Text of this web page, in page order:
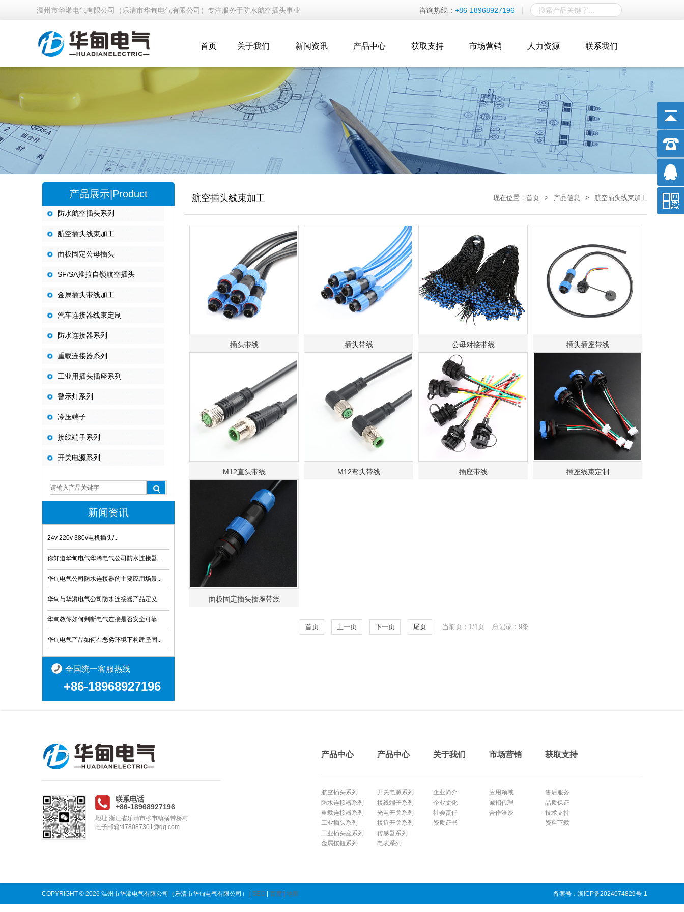
温州市华浠电气有限公司（乐清市华甸电气有限公司）专注服务于防水航空插头事业 咨询热线： +86-18968927196
首页 关于我们 新闻资讯 产品中心 获取支持 市场营销 人力资源 联系我们
产品展示|Product
防水航空插头系列
航空插头线束加工
面板固定公母插头
SF/SA推拉自锁航空插头
金属插头带线加工
汽车连接器线束定制
防水连接器系列
重载连接器系列
工业用插头插座系列
警示灯系列
冷压端子
接线端子系列
开关电源系列
新闻资讯
24v 220v 380v电机插头/..
你知道华甸电气华浠电气公司防水连接器..
华甸电气公司防水连接器的主要应用场景..
华甸与华淆电气公司防水连接器产品定义
华甸教你如何判断电气连接是否安全可靠
华甸电气产品如何在恶劣环境下构建坚固..
全国统一客服热线
+86-18968927196
航空插头线束加工 现在位置： 首页 > 产品信息 > 航空插头线束加工
插头带线 插头带线 公母对接带线 插头插座带线
M12直头带线 M12弯头带线 插座带线 插座线束定制
面板固定插头插座带线
首页 上一页 下一页 尾页 当前页：1/1页 总记录：9条
联系电话
+86-18968927196
地址:浙江省乐清市柳市镇横带桥村
电子邮箱:478087301@qq.com
产品中心 产品中心 关于我们 市场营销 获取支持
航空插头系列
防水连接器系列
重载连接器系列
工业插头系列
工业插头座系列
金属按钮系列
开关电源系列
接线端子系列
光电开关系列
接近开关系列
传感器系列
电表系列
企业简介
企业文化
社会责任
资质证书
应用领域
诚招代理
合作洽谈
售后服务
品质保证
技术支持
资料下载
COPYRIGHT © 2026 温州市华浠电气有限公司（乐清市华甸电气有限公司） | SEO 百度 地图 备案号：浙ICP备2024074829号-1